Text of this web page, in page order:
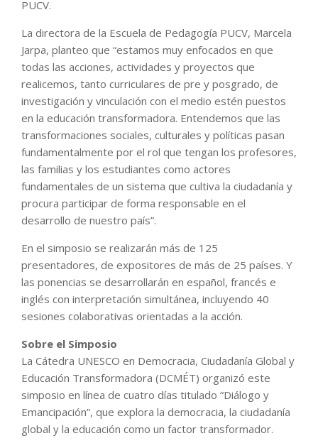
PUCV.
La directora de la Escuela de Pedagogía PUCV, Marcela
Jarpa, planteo que “estamos muy enfocados en que
todas las acciones, actividades y proyectos que
realicemos, tanto curriculares de pre y posgrado, de
investigación y vinculación con el medio estén puestos
en la educación transformadora. Entendemos que las
transformaciones sociales, culturales y políticas pasan
fundamentalmente por el rol que tengan los profesores,
las familias y los estudiantes como actores
fundamentales de un sistema que cultiva la ciudadanía y
procura participar de forma responsable en el
desarrollo de nuestro país”.
En el simposio se realizarán más de 125
presentadores, de expositores de más de 25 países. Y
las ponencias se desarrollarán en español, francés e
inglés con interpretación simultánea, incluyendo 40
sesiones colaborativas orientadas a la acción.
Sobre el Simposio
La Cátedra UNESCO en Democracia, Ciudadanía Global y
Educación Transformadora (DCMÉT) organizó este
simposio en línea de cuatro días titulado “Diálogo y
Emancipación”, que explora la democracia, la ciudadanía
global y la educación como un factor transformador.